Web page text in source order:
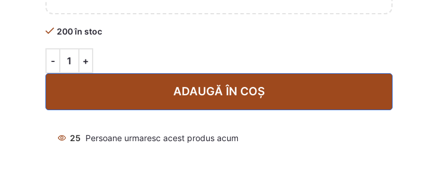
200 în stoc
ADAUGĂ ÎN COȘ
25 Persoane urmaresc acest produs acum